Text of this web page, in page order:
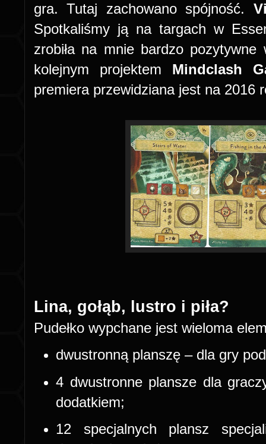
gra. Tutaj zachowano spójność.
Spotkaliśmy ją na targach w
zrobiła na mnie bardzo
kolejnym projektem Mindclash
premiera przewidziana jest na 2016
Lina, gołąb, lustro i piła?
Pudełko wypchane jest wieloma
dwustronną planszę – dla gry
4 dwustronne plansze dla
dodatkiem;
12 specjalnych plansz